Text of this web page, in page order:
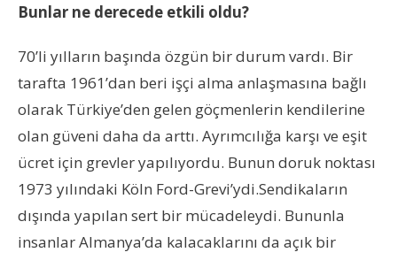
Bunlar ne derecede etkili oldu?
70’li yılların başında özgün bir durum vardı. Bir
tarafta 1961’dan beri işçi alma anlaşmasına bağlı
olarak Türkiye’den gelen göçmenlerin kendilerine
olan güveni daha da arttı. Ayrımcılığa karşı ve eşit
ücret için grevler yapılıyordu. Bunun doruk noktası
1973 yılındaki Köln Ford-Grevi’ydi.Sendikaların
dışında yapılan sert bir mücadeleydi. Bununla
insanlar Almanya’da kalacaklarını da açık bir